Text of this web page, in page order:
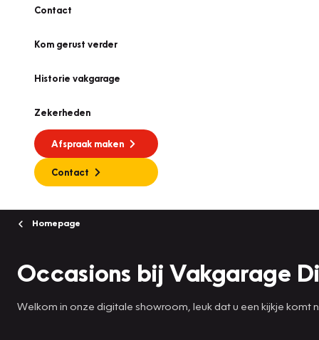
Contact
Kom gerust verder
Historie vakgarage
Zekerheden
Afspraak maken
Contact
Homepage
Occasions bij Vakgarage
Welkom in onze digitale showroom, leuk dat u een kijkje komt